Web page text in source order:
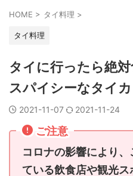
HOME > タイ料理 >
タイ料理
タイに行ったら絶
スパイシーなタイ
2021-11-07 2021-11-24
ご注意
コロナの影響により
ている飲食店や観光ス